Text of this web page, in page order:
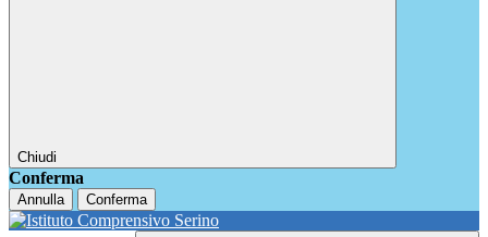
Chiudi
Conferma
Annulla Conferma